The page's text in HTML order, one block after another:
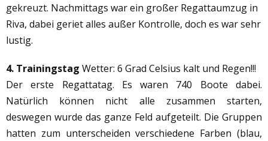
gekreuzt. Nachmittags war ein großer Regattaumzug in
Riva, dabei geriet alles außer Kontrolle, doch es war sehr
lustig.
4. Trainingstag Wetter: 6 Grad Celsius kalt und Regen!!!
Der erste Regattatag. Es waren 740 Boote dabei.
Natürlich können nicht alle zusammen starten,
deswegen wurde das ganze Feld aufgeteilt. Die Gruppen
hatten zum unterscheiden verschiedene Farben (blau,